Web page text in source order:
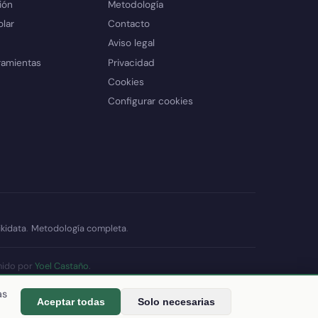
Metodología
Contacto
Aviso legal
Privacidad
Cookies
Configurar cookies
. Metodología completa.
por Yoel Castaño.
Aceptar todas Solo necesarias